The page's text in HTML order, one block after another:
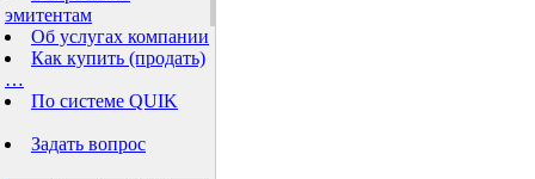
эмитентам
Об услугах компании
Как купить (продать)
…
По системе QUIK
Задать вопрос